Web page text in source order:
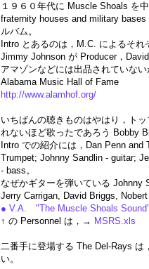
１９６０年代に Muscle Shoals を
fraternity houses and military
ルバム。
Intro とあるのは，M.C. によるそ
Jimmy Johnson が Producer，
アマゾンなどには出品されていな
Alabama Music Hall of Fame
http://www.alamhof.org/
いちばんの聴きものはやはり，ト
れないほど歌ったであろう Bobby
Intro での紹介には，Dan Penn
Trumpet; Johnny Sandlin - guitar;
- bass。
なぜかギターを弾いている Johnny
Jerry Carrigan, David Briggs,
● V.A. "The Muscle Shoals
↑ の Personnel は，→ MSRS.xls
二番手に登場する The Del-Rays
い。